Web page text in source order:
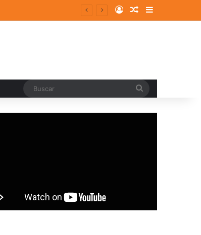
Log InRandom Article
Sidebar